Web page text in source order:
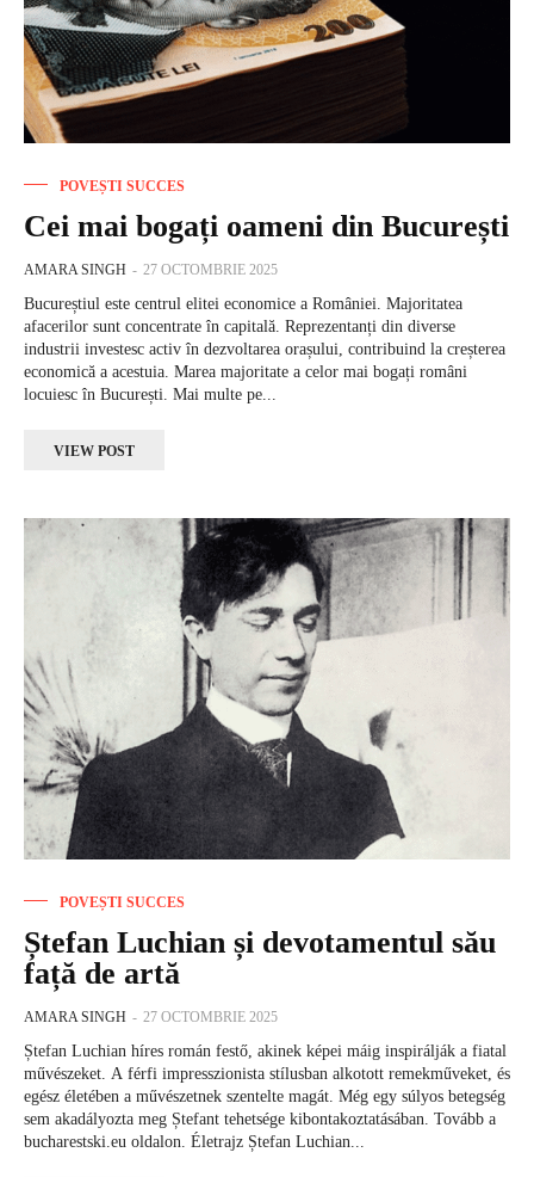
POVEȘTI SUCCES
Cei mai bogați oameni din București
AMARA SINGH - 27 OCTOMBRIE 2025
Bucureștiul este centrul elitei economice a României. Majoritatea
afacerilor sunt concentrate în capitală. Reprezentanți din diverse
industrii investesc activ în dezvoltarea orașului, contribuind la creșterea
economică a acestuia. Marea majoritate a celor mai bogați români
locuiesc în București. Mai multe pe...
VIEW POST
POVEȘTI SUCCES
Ștefan Luchian și devotamentul său
față de artă
AMARA SINGH - 27 OCTOMBRIE 2025
Ștefan Luchian híres román festő, akinek képei máig inspirálják a fiatal
művészeket. A férfi impresszionista stílusban alkotott remekműveket, és
egész életében a művészetnek szentelte magát. Még egy súlyos betegség
sem akadályozta meg Ștefant tehetsége kibontakoztatásában. Tovább a
bucharestski.eu oldalon. Életrajz Ștefan Luchian...